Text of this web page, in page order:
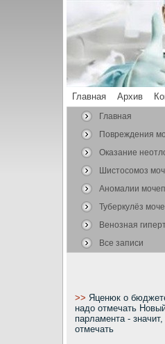
Главная Архив
Главная
Повреждения
системы
Оказание
Шистосомоз
Аномалии
органов
Туберкулёз
органов
Венозная
Все записи
>> Яценюк о
надо отмечать
парламента -
отмечать